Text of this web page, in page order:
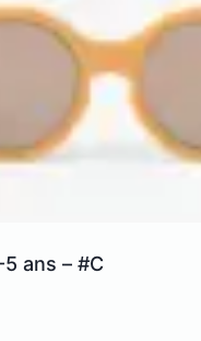
ans – #C